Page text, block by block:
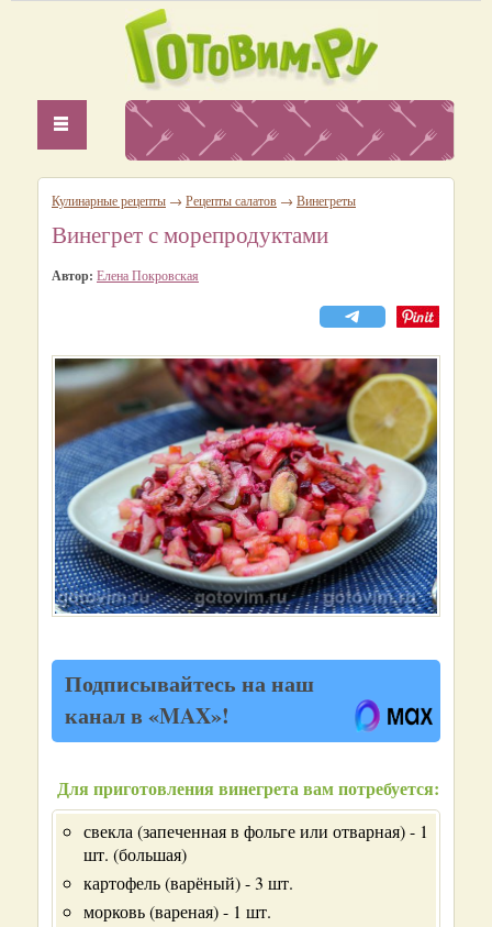
Кулинарные рецепты → Рецепты салатов → Винегреты
Винегрет с морепродуктами
Автор: Елена Покровская
Подписывайтесь на наш
канал в «MAX»!
Для приготовления винегрета вам потребуется:
свекла (запеченная в фольге или отварная) - 1
шт. (большая)
картофель (варёный) - 3 шт.
морковь (вареная) - 1 шт.